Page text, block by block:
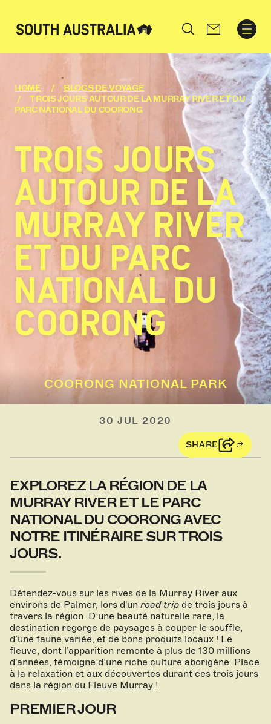
Search
HOME
BLOGS DE VOYAGE
TROIS JOURS AUTOUR DE LA MURRAY RIVER ET DU
PARC NATIONAL DU COORONG
TROIS JOURS
AUTOUR DE LA
MURRAY RIVER
ET DU PARC
NATIONAL DU
COORONG
COORONG NATIONAL PARK
30 JUL 2020
SHARE
EXPLOREZ LA RÉGION DE LA
MURRAY RIVER ET LE PARC
NATIONAL DU COORONG AVEC
NOTRE ITINÉRAIRE SUR TROIS
JOURS.
Détendez-vous sur les rives de la Murray River aux
environs de Palmer, lors d'un road trip de trois jours à
travers la région. D’une beauté naturelle rare, la
destination regorge de paysages à couper le souffle,
d’une faune variée, et de bons produits locaux ! Le
fleuve, dont l’apparition remonte à plus de 130 millions
d'années, témoigne d’une riche culture aborigène. Place
à la relaxation et aux découvertes durant ces trois jours
dans la région du Fleuve Murray !
PREMIER JOUR